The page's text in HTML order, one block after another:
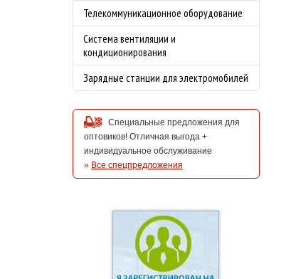
Телекоммуникационное оборудование
Система вентиляции и
кондиционирования
Зарядные станции для электромобилей
Специальные предложения для
оптовиков! Отличная выгода +
индивидуальное обслуживание
» Все спецпредложения